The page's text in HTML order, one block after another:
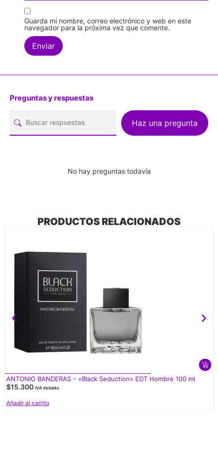
Guarda mi nombre, correo electrónico y web en este
navegador para la próxima vez que comente.
Preguntas y respuestas
Haz una pregunta
No hay preguntas todavía
PRODUCTOS RELACIONADOS
ANTONIO BANDERAS – «Black Seduction» EDT Hombre 100 ml
$15.300 IVA Incluido
Añadir al carrito